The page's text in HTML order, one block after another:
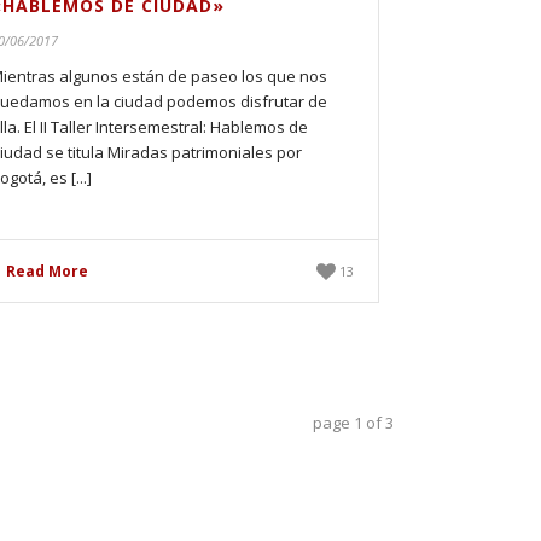
DE CIUDAD»
06/2017
algunos están de paseo los que nos
en la ciudad podemos disfrutar de
El II Taller Intersemestral: Hablemos de
se titula Miradas patrimoniales por
es [...]
Read More 13
page 1 of3